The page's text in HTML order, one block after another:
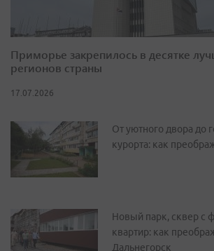
Приморье закрепилось в десятке
регионов страны
17.07.2026
От уютного двора до
курорта: как
Новый парк, сквер с
квартир: как
Дальнегорск